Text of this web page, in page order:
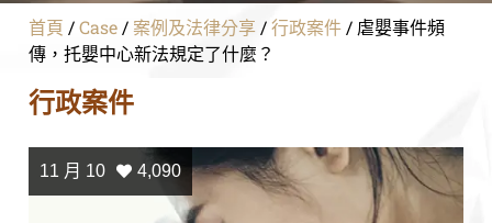
首頁 /Case/案例及法律分享 /行政案件/ 虐嬰事件頻
傳，托嬰中心新法規定了什麼？
行政案件
11 月 10 4,090